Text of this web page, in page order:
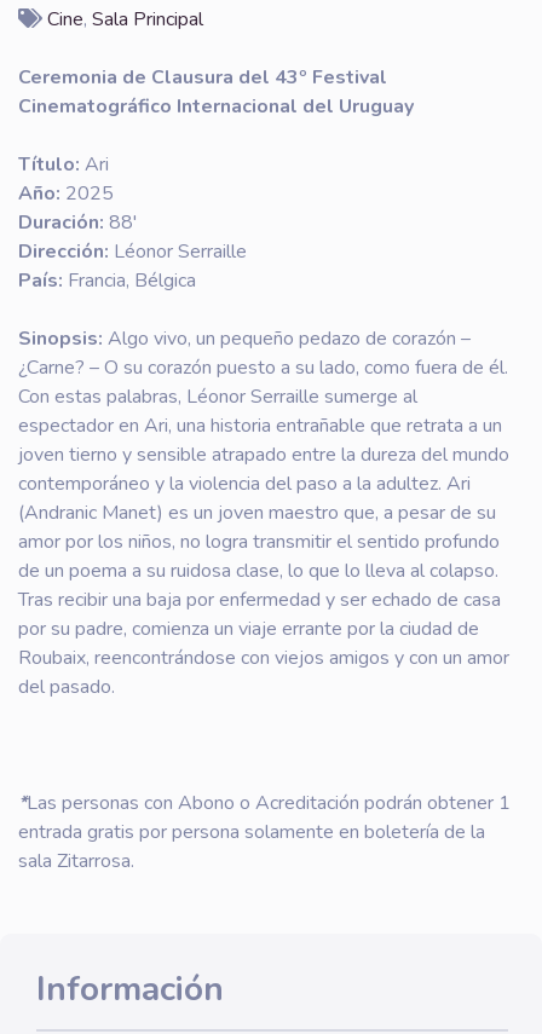
Cine, Sala Principal
Ceremonia de Clausura del 43º Festival
Cinematográfico Internacional del Uruguay
Título: Ari
Año: 2025
Duración: 88'
Dirección: Léonor Serraille
País: Francia, Bélgica
Sinopsis: Algo vivo, un pequeño pedazo de corazón –
¿Carne? – O su corazón puesto a su lado, como fuera de él.
Con estas palabras, Léonor Serraille sumerge al
espectador en Ari, una historia entrañable que retrata a un
joven tierno y sensible atrapado entre la dureza del mundo
contemporáneo y la violencia del paso a la adultez. Ari
(Andranic Manet) es un joven maestro que, a pesar de su
amor por los niños, no logra transmitir el sentido profundo
de un poema a su ruidosa clase, lo que lo lleva al colapso.
Tras recibir una baja por enfermedad y ser echado de casa
por su padre, comienza un viaje errante por la ciudad de
Roubaix, reencontrándose con viejos amigos y con un amor
del pasado.
*Las personas con Abono o Acreditación podrán obtener 1
entrada gratis por persona solamente en boletería de la
sala Zitarrosa.
Información